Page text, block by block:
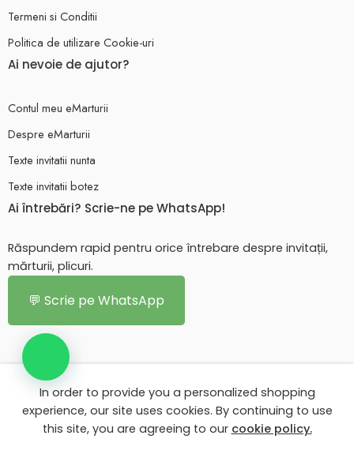
Termeni si Conditii
Politica de utilizare Cookie-uri
Ai nevoie de ajutor?
Contul meu eMarturii
Despre eMarturii
Texte invitatii nunta
Texte invitatii botez
Ai întrebări? Scrie-ne pe WhatsApp!
Răspundem rapid pentru orice întrebare despre invitații,
mărturii, plicuri.
💬 Scrie pe WhatsApp
© 2026 - Toate drepturile rezervate. eMarturii.ro!
Contul meu eMarturii Despre eMarturii Texte invitatii nunta
In order to provide you a personalized shopping
experience, our site uses cookies. By continuing to use
this site, you are agreeing to our cookie policy.